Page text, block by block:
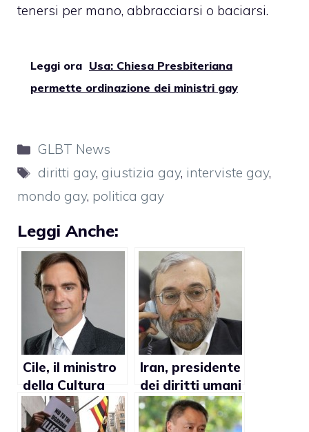
tenersi per mano, abbracciarsi o baciarsi.
Leggi ora Usa: Chiesa Presbiteriana
permette ordinazione dei ministri gay
Categorie
GLBT News
Tag
diritti gay, giustizia gay, interviste gay,
mondo gay, politica gay
Leggi Anche:
Cile, il ministro
della Cultura
Luciano Cruz-
Coke
Iran, presidente
dei diritti umani
condanna il
matrimonio